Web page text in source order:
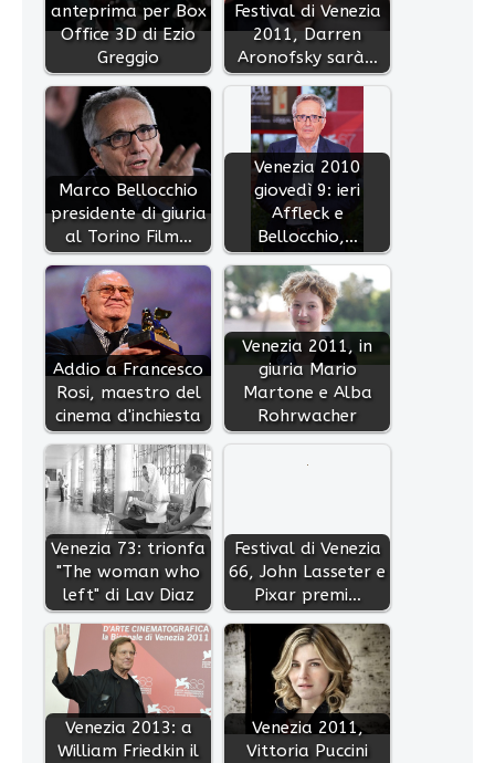
anteprima per Box
Office 3D di Ezio
Greggio
Festival di Venezia
2011, Darren
Aronofsky sarà…
Marco Bellocchio
presidente di giuria
al Torino Film…
Venezia 2010
giovedì 9: ieri
Affleck e
Bellocchio,…
Addio a Francesco
Rosi, maestro del
cinema d'inchiesta
Venezia 2011, in
giuria Mario
Martone e Alba
Rohrwacher
Venezia 73: trionfa
"The woman who
left" di Lav Diaz
Festival di Venezia
66, John Lasseter e
Pixar premi…
Venezia 2013: a
William Friedkin il
Venezia 2011,
Vittoria Puccini